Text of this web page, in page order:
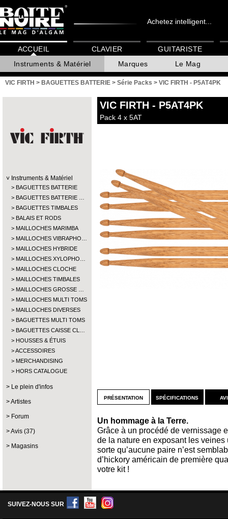
Achetez intelligent...
ACCUEIL
Instruments & Matériel
Marques Le Mag
CLAVIER GUITARISTE
VIC FIRTH > BAGUETTES BATTERIE > Série Packs > VIC FIRTH - P5AT4PK
Instruments & Matériel
BAGUETTES BATTERIE
BAGUETTES BATTERIE …
BAGUETTES TIMBALES
BALAIS ET RODS
MAILLOCHES MARIMBA
MAILLOCHES VIBRAPHO…
MAILLOCHES HYBRIDE
MAILLOCHES XYLOPHO…
MAILLOCHES CLOCHE
MAILLOCHES TIMBALES
MAILLOCHES GROSSE …
MAILLOCHES MULTI TOMS
MAILLOCHES DIVERSES
BAGUETTES MULTI TOMS
BAGUETTES CAISSE CL…
HOUSSES & ÉTUIS
ACCESSOIRES
MERCHANDISING
HORS CATALOGUE
Le plein d'infos
Artistes
Forum
Avis (37)
Magasins
VIC FIRTH - P5AT4PK
Pack 4 x 5AT
présentation
Un hommage à la Terre.
Grâce à un procédé de vernissage
de la nature en exposant les
sorte qu’aucune paire n’est
d’hickory américain de première
votre kit !
spécifications
SUIVEZ-NOUS SUR